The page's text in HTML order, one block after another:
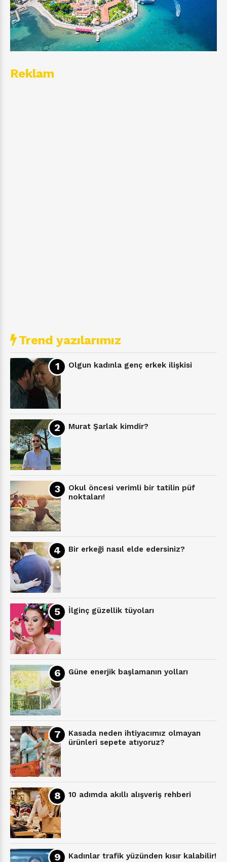
Reklam
Trend yazılarımız
Olgun kadınla genç erkek ilişkisi
Murat Şarlak kimdir?
Okul öncesi verimli bir tatilin püf
noktaları!
Bir erkeği nasıl elde edersiniz?
İlginç güzellik tüyoları
Güne enerjik başlamanın yolları
Kasada neden ihtiyacımız olmayan
ürünleri sepete atıyoruz?
10 adımda akıllı alışveriş rehberi
Kadınlar trafik yüzünden kısır kalabilir!